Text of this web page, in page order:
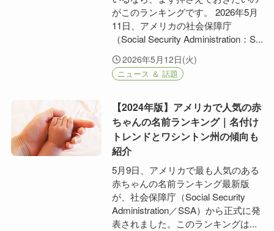
がこのランキングです。 2026年5月
11日、アメリカの社会保障庁
（Social Security Administration：S...
2026年5月12日(火)
ニュース ＆ 話題
【2024年版】アメリカで人気の赤
ちゃんの名前ランキング｜名付け
トレンドとワシントン州の傾向も
紹介
5月9日、アメリカで最も人気のある
赤ちゃんの名前ランキング最新版
が、社会保障庁（Social Security
Administration／SSA）から正式に発
表されました。このランキングは...